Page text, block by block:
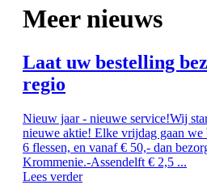
Meer nieuws
Laat uw bestelling
regio
Nieuw jaar - nieuwe service!Wij
nieuwe aktie! Elke vrijdag gaan we
6 flessen, en vanaf € 50,- dan
Krommenie.-Assendelft € 2,5 ...
Lees verder